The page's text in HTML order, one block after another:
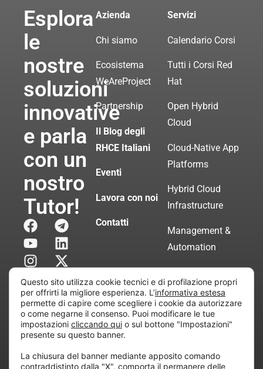
Esplora
le
nostre
soluzioni
innovative
e parla
con un
nostro
Tutor!
Azienda
Chi siamo
Ecosistema
WeAreProject
Partnership
Il Blog degli
RHCE Italiani
Eventi
Lavora con noi
Contatti
Servizi
Calendario Corsi
Tutti i Corsi Red
Hat
Open Hybrid
Cloud
Cloud-Native App
Platforms
Hybrid Cloud
Infrastructure
Management &
Automation
Servizi di
Consulenza
Certificata
all’attività di direzione e coordinamento di “Project
Questo sito utilizza cookie tecnici e di profilazione propri
per offrirti la migliore esperienza. L’informativa estesa
permette di capire come scegliere i cookie da autorizzare
o come negarne il consenso. Puoi modificare le tue
impostazioni cliccando qui o sul bottone "Impostazioni"
presente su questo banner.
La chiusura del banner mediante apposito comando
contraddistinto dalla "X", comporta il permanere delle